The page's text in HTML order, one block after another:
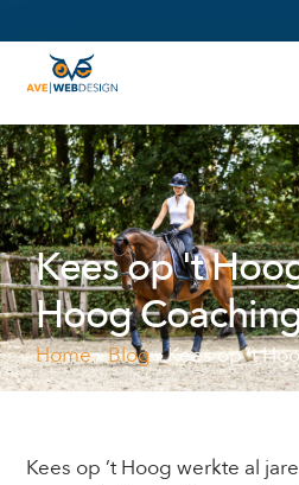
Kees op 't
Hoog
Home»Blog»Kees op ’t
Kees op ’t Hoog werkte al